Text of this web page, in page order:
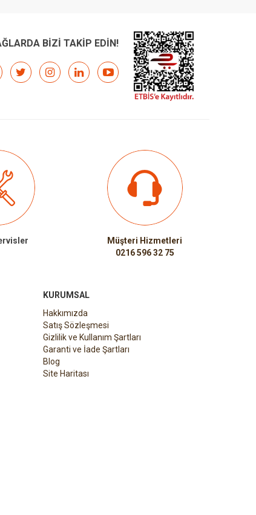
BİZİ TAKİP EDİN!
Müşteri Hizmetleri
0216 596 32 75
KURUMSAL
Hakkımızda
Satış Sözleşmesi
Gizlilik ve Kullanım Şartları
Garanti ve İade Şartları
Blog
Site Haritası